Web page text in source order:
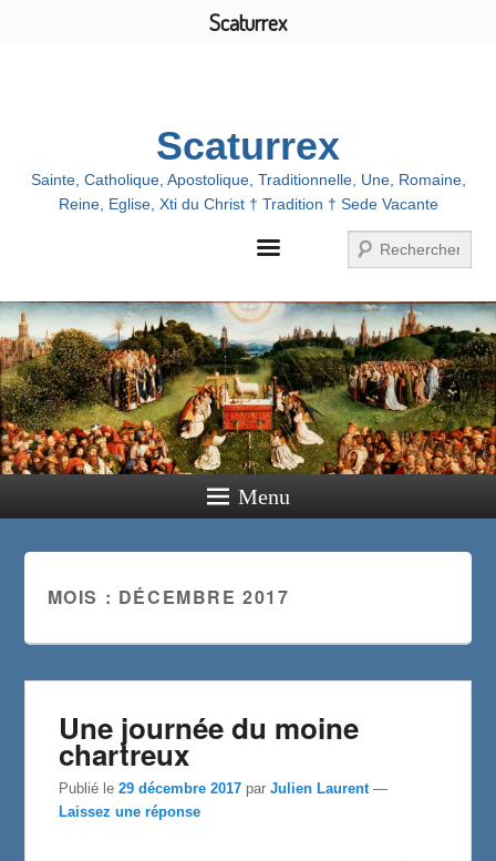
Menu
Scaturrex
Sainte, Catholique, Apostolique, Traditionnelle, Une, Romaine,
Reine, Eglise, Xti du Christ † Tradition † Sede Vacante
Recherche
Menu
MOIS : DÉCEMBRE 2017
Une journée du moine
chartreux
Publié le29 décembre 2017 parJulien Laurent —
Laissez une réponse
Scaturrex